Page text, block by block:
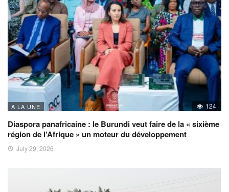
A LA UNE 124
Diaspora panafricaine : le Burundi veut faire de la « sixième
région de l’Afrique » un moteur du développement
July 29, 2026